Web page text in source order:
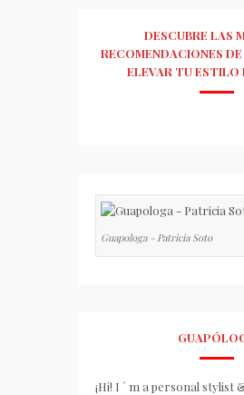
DESCUBRE LAS
RECOMENDACIONES
ELEVAR TU ESTILO
Guapologa - Patricia Soto
¡Hi! I ´ m a personal stylist